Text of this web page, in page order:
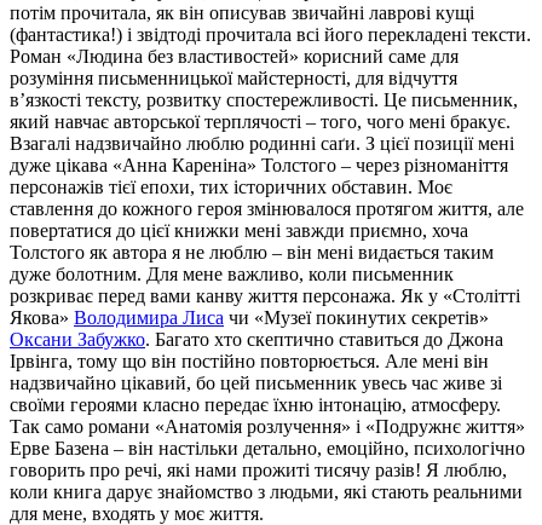
потім прочитала, як він описував звичайні лаврові кущі
(фантастика!) і звідтоді прочитала всі його перекладені тексти.
Роман «Людина без властивостей» корисний саме для
розуміння письменницької майстерності, для відчуття
в’язкості тексту, розвитку спостережливості. Це письменник,
який навчає авторської терплячості – того, чого мені бракує.
Взагалі надзвичайно люблю родинні саґи. З цієї позиції мені
дуже цікава «Анна Кареніна» Толстого – через різноманіття
персонажів тієї епохи, тих історичних обставин. Моє
ставлення до кожного героя змінювалося протягом життя, але
повертатися до цієї книжки мені завжди приємно, хоча
Толстого як автора я не люблю – він мені видається таким
дуже болотним. Для мене важливо, коли письменник
розкриває перед вами канву життя персонажа. Як у «Столітті
Якова» Володимира Лиса чи «Музеї покинутих секретів»
Оксани Забужко. Багато хто скептично ставиться до Джона
Ірвінга, тому що він постійно повторюється. Але мені він
надзвичайно цікавий, бо цей письменник увесь час живе зі
своїми героями класно передає їхню інтонацію, атмосферу.
Так само романи «Анатомія розлучення» і «Подружнє життя»
Ерве Базена – він настільки детально, емоційно, психологічно
говорить про речі, які нами прожиті тисячу разів! Я люблю,
коли книга дарує знайомство з людьми, які стають реальними
для мене, входять у моє життя.